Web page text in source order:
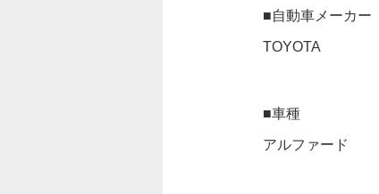
■自動車メーカー
TOYOTA
■車種
アルファード